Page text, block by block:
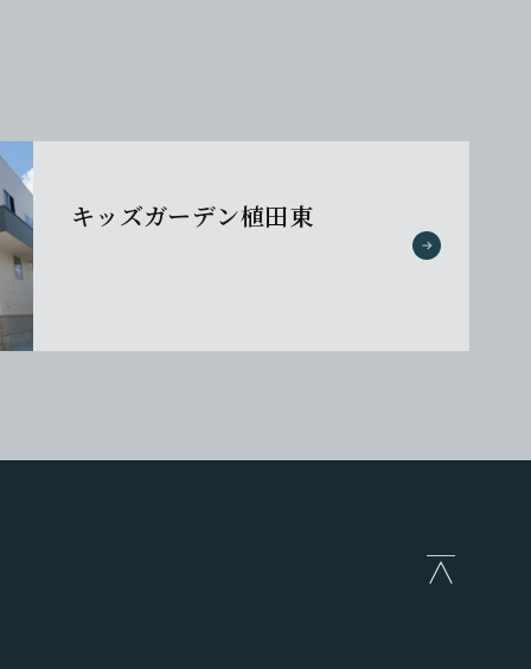
キッズガーデン植田東